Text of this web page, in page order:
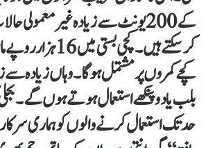
کے 200یونٹ سے زیادہ غیر معمولی
کرسکتے ہیں۔ کچی بستی
کچے کمروں پر مشتمل ہوگا۔ وہاں زیادہ سے
حد تک استعمال کرنے والوں کو ہماری